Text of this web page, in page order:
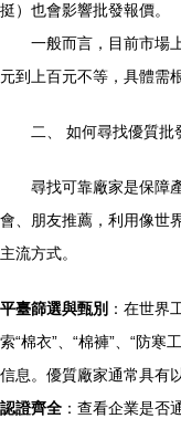
挺）也會影響批發報價。
一般而言，目前市場
元到上百元不等，具體需
二、 如何尋找優質批
尋找可靠廠家是保障
會、朋友推薦，利用像世
主流方式。
平臺篩選與甄別 ：在世界
索“棉衣”、“棉褲”、“防
信息。優質廠家通常具有
認證齊全 ：查看企業是否